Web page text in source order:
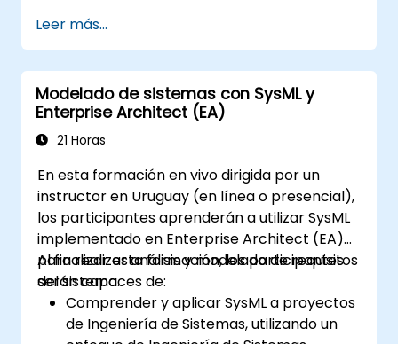
encapsuladas en las funciones del sistema y
aquellas relativas a las elecciones de uso
(casos de uso) de los usuarios finales hacia el
nivel de implementación del software.
Leer más...
Modelado de sistemas con SysML y
Enterprise Architect (EA)
21 Horas
En esta formación en vivo dirigida por un
instructor en Uruguay (en línea o presencial),
los participantes aprenderán a utilizar SysML
implementado en Enterprise Architect (EA)
para realizar análisis y modelado de requisitos
del sistema.
Al finalizar esta formación, los participantes
serán capaces de:
Comprender y aplicar SysML a proyectos
de Ingeniería de Sistemas, utilizando un